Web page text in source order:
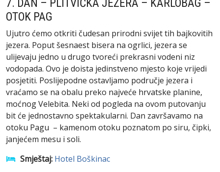
7. DAN – PLITVIČKA JEZERA – KARLOBAG –
OTOK PAG
Ujutro ćemo otkriti čudesan prirodni svijet tih bajkovitih
jezera. Poput šesnaest bisera na ogrlici, jezera se
ulijevaju jedno u drugo tvoreći prekrasni vodeni niz
vodopada. Ovo je doista jedinstveno mjesto koje vrijedi
posjetiti. Poslijepodne ostavljamo područje jezera i
vraćamo se na obalu preko najveće hrvatske planine,
moćnog Velebita. Neki od pogleda na ovom putovanju
bit će jednostavno spektakularni. Dan završavamo na
otoku Pagu – kamenom otoku poznatom po siru, čipki,
janjećem mesu i soli.
Smještaj: Hotel Boškinac